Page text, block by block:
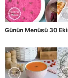
Günün Menüsü 30